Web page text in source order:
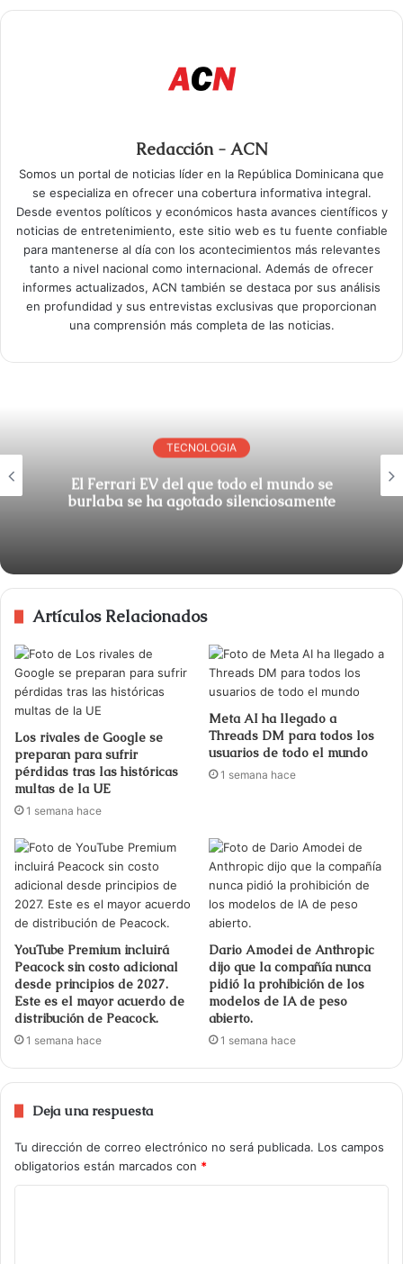
Redacción - ACN
Somos un portal de noticias líder en la República Dominicana que
se especializa en ofrecer una cobertura informativa integral.
Desde eventos políticos y económicos hasta avances científicos y
noticias de entretenimiento, este sitio web es tu fuente confiable
para mantenerse al día con los acontecimientos más relevantes
tanto a nivel nacional como internacional. Además de ofrecer
informes actualizados, ACN también se destaca por sus análisis
en profundidad y sus entrevistas exclusivas que proporcionan
una comprensión más completa de las noticias.
TECNOLOGIA
El Ferrari EV del que todo el mundo se
burlaba se ha agotado silenciosamente
Artículos Relacionados
Los rivales de Google se
preparan para sufrir
pérdidas tras las históricas
multas de la UE
1 semana hace
Meta AI ha llegado a
Threads DM para todos los
usuarios de todo el mundo
1 semana hace
YouTube Premium incluirá
Peacock sin costo adicional
desde principios de 2027.
Este es el mayor acuerdo de
distribución de Peacock.
1 semana hace
Dario Amodei de Anthropic
dijo que la compañía nunca
pidió la prohibición de los
modelos de IA de peso
abierto.
1 semana hace
Deja una respuesta
Tu dirección de correo electrónico no será publicada. Los campos
obligatorios están marcados con *